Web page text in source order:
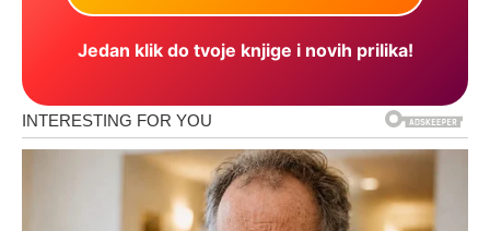
Jedan klik do tvoje knjige i novih prilika!